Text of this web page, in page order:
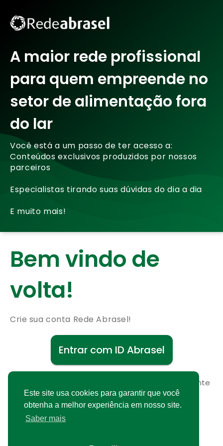
Este site usa cookies para garantir que você
obtenha a melhor experiência em nosso site.
Saber mais
A maior rede profissional
para quem empreende no
setor de alimentação fora
do lar
Você está a um passo de ter acesso a:
Conteúdos exclusivos produzidos por nossos
parceiros
Especialistas tirando suas dúvidas do dia a dia
E muito mais!
Bem vindo de
volta!
Crie sua conta Rede Abrasel!
Entrar com ID Abrasel
Cadastre-se gratuitamente